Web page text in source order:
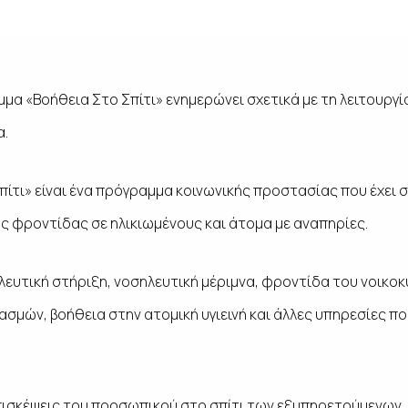
«Βοήθεια Στο Σπίτι» ενημερώνει σχετικά με τη
είναι ένα πρόγραμμα κοινωνικής προστασίας που έχει
φροντίδας σε ηλικιωμένους και άτομα με αναπηρίες.
στήριξη, νοσηλευτική μέριμνα, φροντίδα του
βοήθεια στην ατομική υγιεινή και άλλες υπηρεσίες